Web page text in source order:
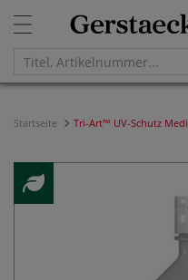
Startseite Tri-Art™ UV-Schutz